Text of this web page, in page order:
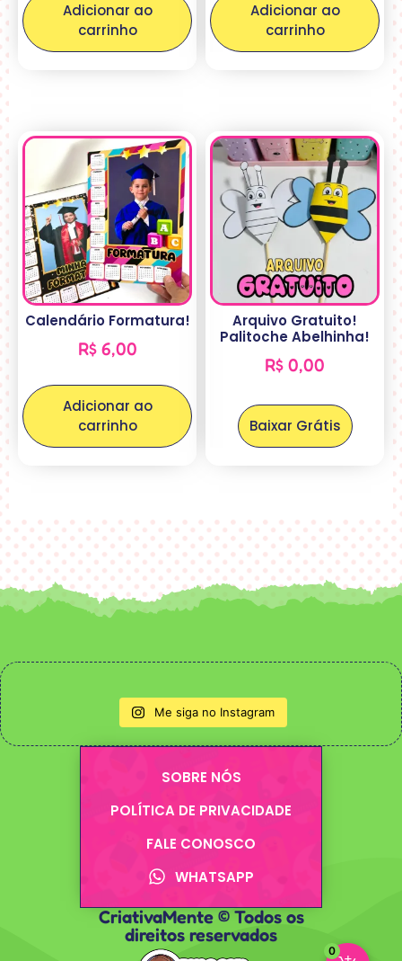
Adicionar ao
carrinho
Adicionar ao
carrinho
Calendário Formatura!
R$6,00
Adicionar ao
carrinho
Arquivo Gratuito!
Palitoche Abelhinha!
R$ 0,00
Baixar Grátis
Me siga no Instagram
SOBRE NÓS
POLÍTICA DE PRIVACIDADE
FALE CONOSCO
WHATSAPP
CriativaMente © Todos os
direitos reservados
0